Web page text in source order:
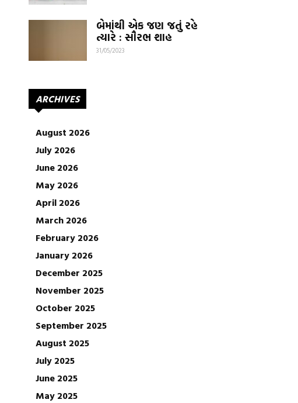
બેમાંથી એક જણ જતું રહે
ત્યારે : સૌરભ શાહ
31/05/2023
ARCHIVES
August 2026
July 2026
June 2026
May 2026
April 2026
March 2026
February 2026
January 2026
December 2025
November 2025
October 2025
September 2025
August 2025
July 2025
June 2025
May 2025